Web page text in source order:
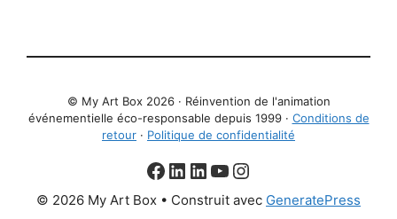
© My Art Box 2026 · Réinvention de l'animation
événementielle éco-responsable depuis 1999 · Conditions de
retour · Politique de confidentialité
Facebook
aNa LinkedIn
Christophe LinkedIn
YouTube
Instagram
© 2026 My Art Box • Construit avec GeneratePress